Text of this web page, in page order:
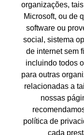
organizações,
Microsoft, ou de
software ou
social, sistema
de internet sem
incluindo todos
para outras
relacionadas a
nossas
política de
cada